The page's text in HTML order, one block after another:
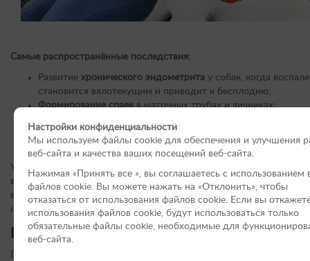
Самые распространённые последствия:
Развитие хронического эндометрита у собак, когда
становится вялотекущим и приводит к бесплодию;
Формирование спаекв маточных трубах и яичниках;
Гормональные сбоии нарушения цикла
Угроза жизни
животного при запущенном процессе.
У собак, перенесших эту болезнь, возможны трудности с
вынашиванием щенков. Поэтому крайне важно, чтобы после
вылеченного эндометрита животное находилось под регулярным
наблюдением ветеринара.
Профилактика заболевания
Настройки конфиденциальности
Мы используем файлы cookie для обеспечения и улучшения
веб-сайта и качества ваших посещений веб-сайта.
Нажимая «Принять вce », вы соглашаетесь с использованием
файлов cookie. Вы можете нажать на «Отклонить», чтобы
отказаться от использования файлов сookie. Если вы
использования файлов cookie, будут использоваться только
обязательные файлы cookie, необходимые для
веб-сайта.